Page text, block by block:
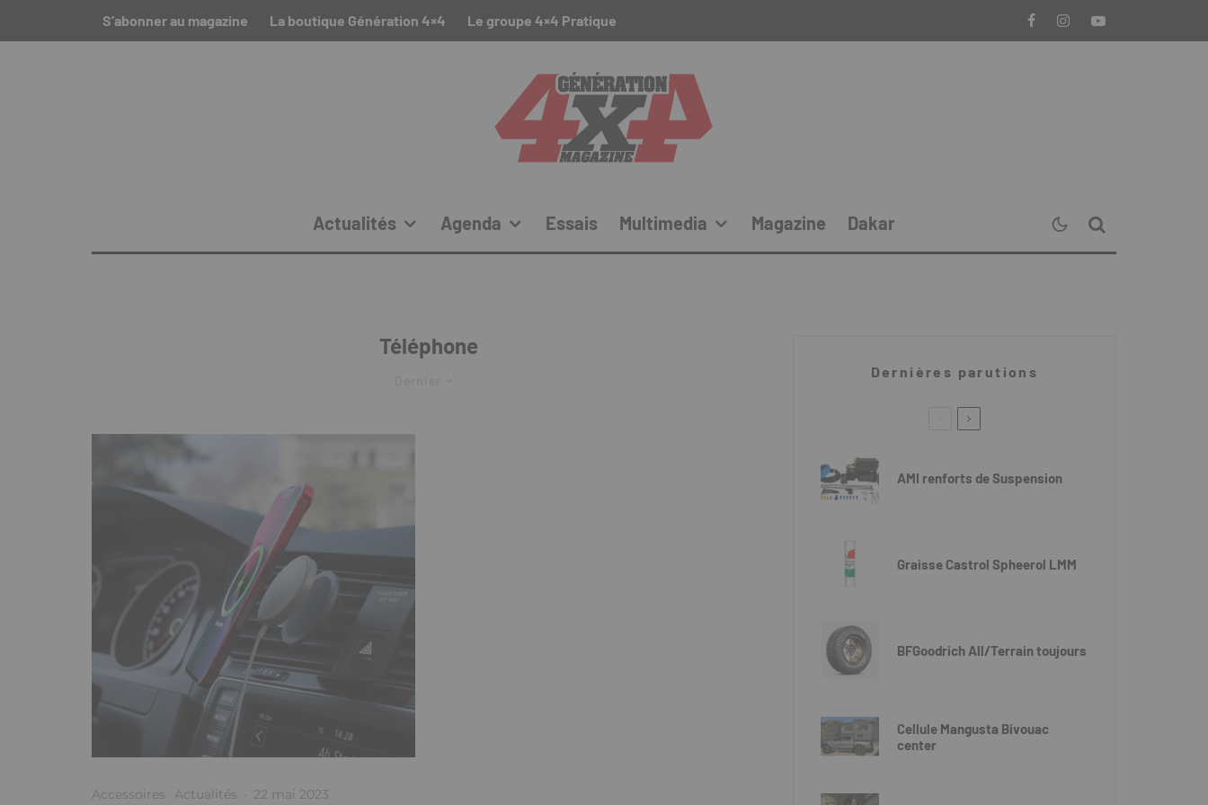
S’abonner au magazine La boutique Génération 4×4 Le groupe 4×4 Pratique
Actualités Agenda Essais Multimedia Magazine Dakar
Téléphone
Accessoires Actualités · 22 mai 2023
Dernières parutions
AMI renforts de Suspension
Graisse Castrol Spheerol LMM
BFGoodrich All/Terrain toujours
Cellule Mangusta Bivouac
center